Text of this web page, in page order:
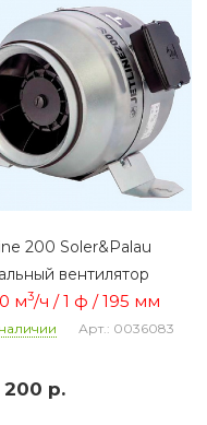
200 Soler&Palau
вентилятор
м3/ч / 1 ф / 195 мм
Арт.: 0036083
200 р.